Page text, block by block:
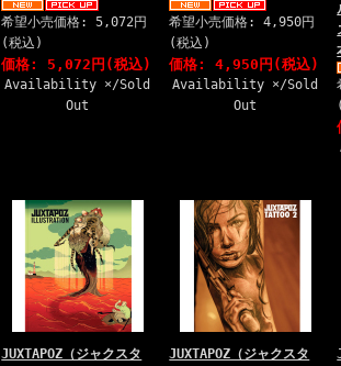
希望小売価格: 5,072円
(税込)
価格: 5,072円(税込)
Availability ×/Sold
Out
希望小売価格: 4,950円
(税込)
価格: 4,950円(税込)
Availability ×/Sold
Out
JUXTAPOZ（ジャクスタ
JUXTAPOZ（ジャクスタ